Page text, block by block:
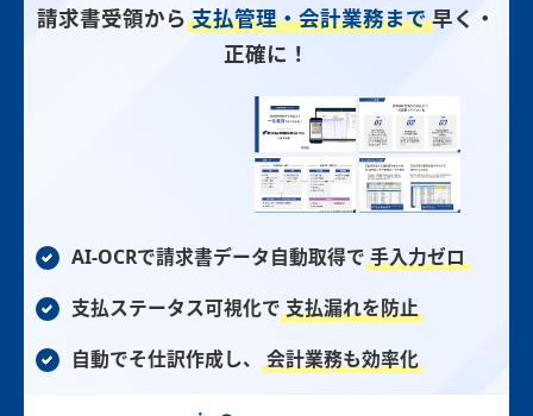
請求書受領から 支払管理・会計業務まで 早く・
正確に！
AI-OCRで請求書データ自動取得で 手入力ゼロ
支払ステータス可視化で 支払漏れを防止
自動でそ仕訳作成し、 会計業務も効率化